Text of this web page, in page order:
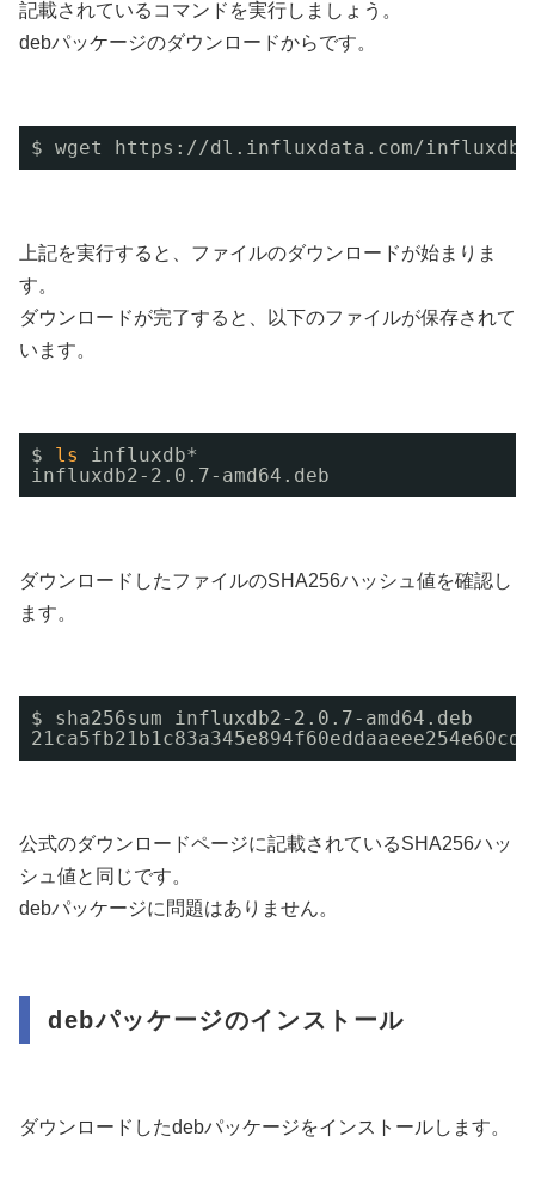
記載されているコマンドを実行しましょう。
debパッケージのダウンロードからです。
$ wget https: //dl .influxdata.com/influxdb/
上記を実行すると、ファイルのダウンロードが始まりま
す。
ダウンロードが完了すると、以下のファイルが保存されて
います。
$ ls
influxdb*
influxdb2-2.0.7-amd64.deb
ダウンロードしたファイルのSHA256ハッシュ値を確認し
ます。
$ sha256sum influxdb2-2.0.7-amd64.deb
公式のダウンロードページに記載されているSHA256ハッ
シュ値と同じです。
debパッケージに問題はありません。
debパッケージのインストール
ダウンロードしたdebパッケージをインストールします。